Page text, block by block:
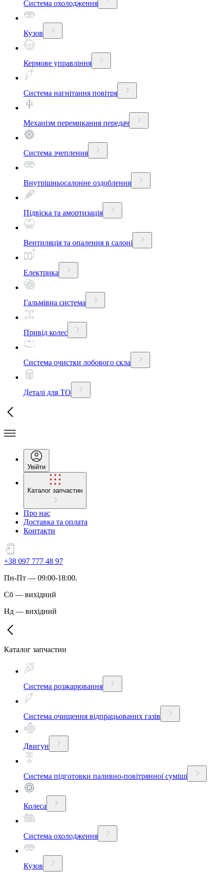
Система охолодження
Кузов
Кермове управління
Система нагнітання повітря
Механізм перемикання передач
Система зчеплення
Внутрішньосалонне оздоблення
Підвіска та амортизація
Вентиляція та опалення в салоні
Електрика
Гальмівна система
Привід колес
Система очистки лобового скла
Деталі для ТО
Увійти
Каталог запчастин
Про нас
Доставка та оплата
Контакти
+38 097 777 48 97
Пн-Пт — 09:00-18:00.
Сб — вихідний
Нд — вихідний
Каталог запчастин
Система розжарювання
Система очищення відпрацьованих газів
Двигун
Система підготовки паливно-повітрянної суміші
Колеса
Система охолодження
Кузов